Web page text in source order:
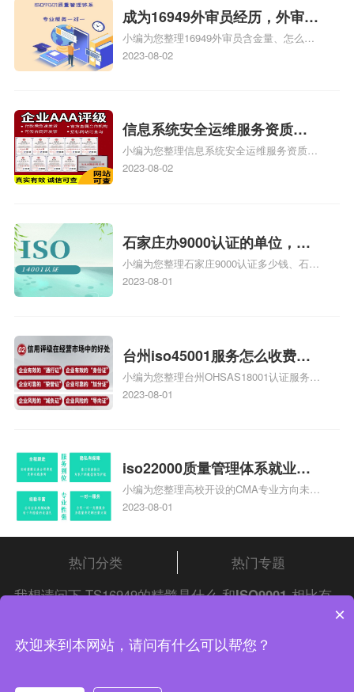
成为16949外审员经历，外审员
16949
小编为您整理16949外审员含金量、怎么才
能成为注册的TS16949:2009的外审员、我
2023-08-02
信息系统安全运维服务资质二
级费用，信息系统安全运维服
务资质二级
小编为您整理信息系统安全运维服务资质认
证证书机构有哪些、安全运维服务资质的费
体系认证知识，详情可查看下方正文！
2023-08-02
石家庄办9000认证的单位，石
家庄9000认证的公司
小编为您整理石家庄9000认证多少钱、石家
庄9000认证价格多少钱、石家庄9000认证
2023-08-01
台州iso45001服务怎么收费，
台州iso45001认证服务怎么收
费
小编为您整理台州OHSAS18001认证服务中
心哪家收费便宜、台州ISO9000认证，哪个
标准是什么相关iso体系认证知识，详情可
查看下方正文！
2023-08-01
iso22000质量管理体系就业方
向，质量管理与认证就业方向
小编为您整理高校开设的CMA专业方向未来
就业前景及就业方向如何、cma就业方向有
和cma未来就业方向、大学生考完cma，就
哪些就业方向相关iso体系认证知识，详情
可查看下方正文！
2023-08-01
热门分类
热门专题
我想请问下,TS16949的精髓是什么,和ISO9001 相比有
iso认证 问答频道！
中证集团体系认证 版权所有 Copyright © 2022
渝公网安备 50010502003954号
×
欢迎来到本网站，请问有什么可以帮您？